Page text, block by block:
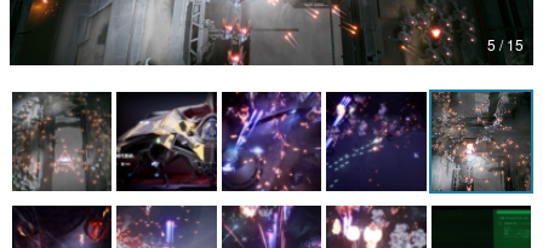
運営：株式会社マレ
5 / 15